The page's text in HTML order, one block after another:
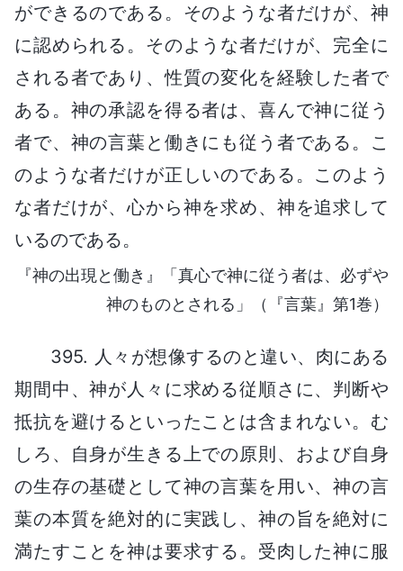
ができるのである。そのような者だけが、神
に認められる。そのような者だけが、完全に
される者であり、性質の変化を経験した者で
ある。神の承認を得る者は、喜んで神に従う
者で、神の言葉と働きにも従う者である。こ
のような者だけが正しいのである。このよう
な者だけが、心から神を求め、神を追求して
いるのである。
『神の出現と働き』「真心で神に従う者は、必ずや
神のものとされる」（『言葉』第1巻）
395. 人々が想像するのと違い、肉にある
期間中、神が人々に求める従順さに、判断や
抵抗を避けるといったことは含まれない。む
しろ、自身が生きる上での原則、および自身
の生存の基礎として神の言葉を用い、神の言
葉の本質を絶対的に実践し、神の旨を絶対に
満たすことを神は要求する。受肉した神に服